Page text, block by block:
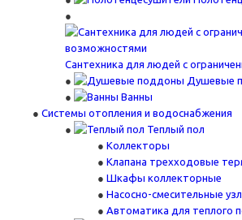
Сантехника для людей с
Душевые
Ванны
Системы отопления и водоснабжения
Теплый пол
Коллекторы
Клапана трехходовые
Шкафы коллекторные
Насосно-смесительные
Автоматика для теплого